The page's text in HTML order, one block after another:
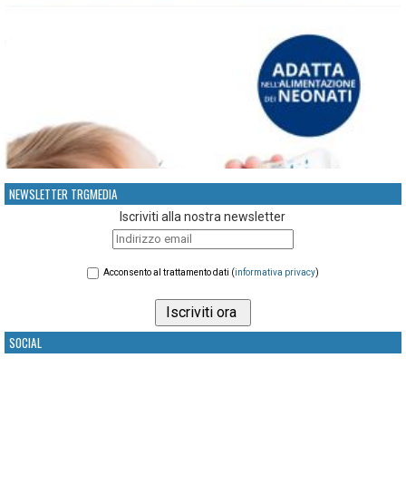
NEWSLETTER TRGMEDIA
Iscriviti alla nostra newsletter
Acconsento al trattamento dati (informativa privacy)
SOCIAL